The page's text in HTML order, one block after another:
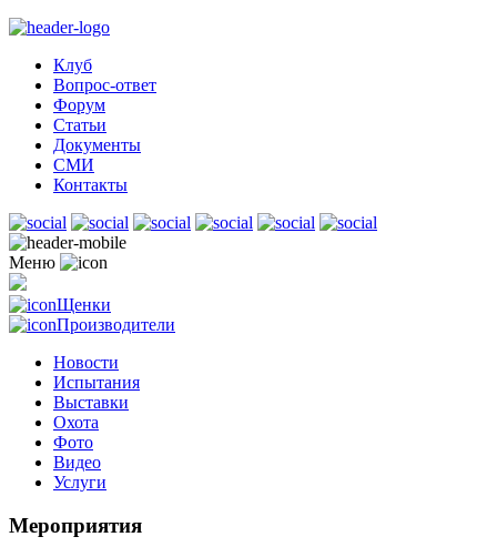
Клуб
Вопрос-ответ
Форум
Статьи
Документы
СМИ
Контакты
Меню
Щенки
Производители
Новости
Испытания
Выставки
Охота
Фото
Видео
Услуги
Мероприятия